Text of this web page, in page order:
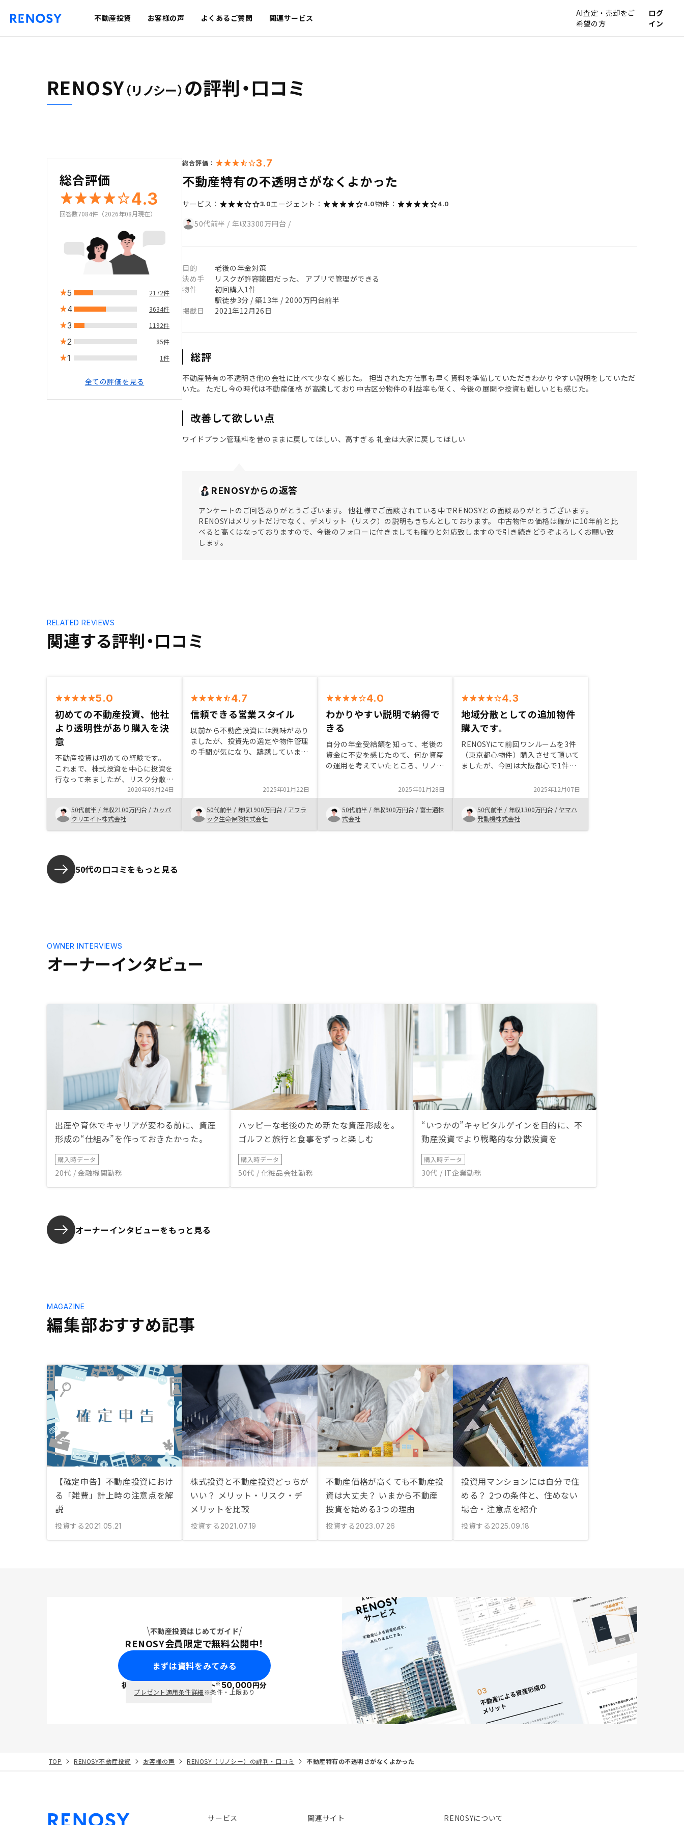
不動産投資 お客様の声 よくあるご質問 関連サービス
AI査定・売却をご
希望の方
ログ
イン
RENOSY（リノシー） の評判・口コミ
総合評価
4.3
回答数7084件（2026年08月現在）
5 2172件
4 3634件
3 1192件
2 85件
1 1件
全ての評価を見る
総合評価： 3.7
不動産特有の不透明さがなくよかった
サービス： 3.0エージェント： 4.0物件： 4.0
50代前半 / 年収3300万円台 /
目的
老後の年金対策
決め手
リスクが許容範囲だった、 アプリで管理ができる
物件
初回購入1件
駅徒歩3分 / 築13年 / 2000万円台前半
掲載日
2021年12月26日
総評
不動産特有の不透明さ他の会社に比べて少なく感じた。 担当された方仕事も早く資料を準備していただきわかりやすい説明をしていただ
いた。 ただし今の時代は不動産価格 が高騰しており中古区分物件の利益率も低く、今後の展開や投資も難しいとも感じた。
改善して欲しい点
ワイドプラン管理料を昔のままに戻してほしい、高すぎる 礼金は大家に戻してほしい
RENOSYからの返答
アンケートのご回答ありがとうございます。 他社様でご面談されている中でRENOSYとの面談ありがとうございます。
RENOSYはメリットだけでなく、デメリット（リスク）の説明もきちんとしております。 中古物件の価格は確かに10年前と比
べると高くはなっておりますので、今後のフォローに付きましても確りと対応致しますので引き続きどうぞよろしくお願い致
します。
関連する評判・口コミ
RELATED REVIEWS
5.0
初めての不動産投資、他社
より透明性があり購入を決
意
不動産投資は初めての経験です。
これまで、株式投資を中心に投資を
行なって来ましたが、リスク分散の
点から、今回の投資を行なっていま
す。 良かった点としては、これま
でも興味はありましたが、どうして
も胡散臭さが拭い切れずにおりまし
た。今回、担当の方もそうですが、
示を含めて)透明性の安心感から決
めました。現在の透明性を継続して
欲しい。
2020年09月24日
50代前半 / 年収2100万円台 / カッパ
クリエイト株式会社
4.7
信頼できる営業スタイル
以前から不動産投資には興味があり
ましたが、投資先の選定や物件管理
の手間が気になり、躊躇していまし
た。 営業の方は若いですが、とて
も丁寧に分かりやすく説明いただ
き、信頼できると感じたことが、最
2025年01月22日
50代前半 / 年収1900万円台 / アフラ
ック生命保険株式会社
4.0
わかりやすい説明で納得で
きる
自分の年金受給額を知って、老後の
資金に不安を感じたのて、何か資産
の運用を考えていたところ、リノシ
りあえず話しを聞いて見ようとおも
ったのがきっかけでした。 あと
PayPayポイントももらえるようだ
つたので
2025年01月28日
50代前半 / 年収900万円台 / 富士通株
式会社
4.3
地域分散としての追加物件
購入です。
RENOSYにて前回ワンルームを3件
（東京都心物件）購入させて頂いて
ましたが、今回は大阪都心で1件追
へ追加購入検討は伝えてましたが、
良い物件の提案を頂けたので、リス
ク分散として違う地域の物件を購入
しました。信用範囲内で銀行融資も
可能との回答もあり、将来的な出口
2025年12月07日
50代前半 / 年収1300万円台 / ヤマハ
発動機株式会社
50代の口コミをもっと見る
オーナーインタビュー
OWNER INTERVIEWS
出産や育休でキャリアが変わる前に、資産
形成の“仕組み”を作っておきたかった。
購入時データ
20代 / 金融機関勤務
ハッピーな老後のため新たな資産形成を。
ゴルフと旅行と食事をずっと楽しむ
購入時データ
50代 / 化粧品会社勤務
“いつかの”キャピタルゲインを目的に、不
動産投資でより戦略的な分散投資を
購入時データ
30代 / IT企業勤務
オーナーインタビューをもっと見る
編集部おすすめ記事
MAGAZINE
【確定申告】不動産投資におけ
る「雑費」計上時の注意点を解
説
投資する 2021.05.21
株式投資と不動産投資どっちが
いい？ メリット・リスク・デ
メリットを比較
投資する 2021.07.19
不動産価格が高くても不動産投
資は大丈夫？ いまから不動産
投資を始める3つの理由
投資する 2023.07.26
投資用マンションには自分で住
める？ 2つの条件と、住めない
場合・注意点を紹介
投資する 2025.09.18
不動産投資はじめてガイド
RENOSY会員限定で無料公開中！
まずは資料をみてみる
初回面談で ポイント※50,000円分
プレゼント適用条件詳細※条件・上限あり
TOP RENOSY不動産投資 お客様の声 RENOSY（リノシー）の評判・口コミ 不動産特有の不透明さがなくよかった
サービス
関連サイト
RENOSYについて